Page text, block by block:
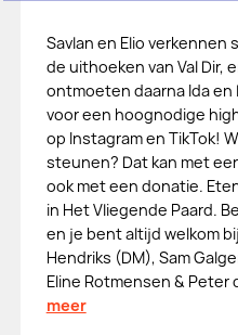
Savlan en Elio verkennen
de uithoeken van Val Dir,
ontmoeten daarna Ida en
voor een hoognodige
op ⁠⁠⁠⁠⁠⁠⁠Instagram⁠⁠⁠⁠⁠⁠⁠ en ⁠⁠⁠⁠⁠⁠⁠TikTok⁠⁠⁠⁠⁠⁠⁠!
steunen? Dat kan met
ook⁠⁠⁠⁠⁠⁠⁠ met een donatie⁠⁠⁠⁠⁠⁠⁠.
in ⁠⁠⁠⁠⁠⁠⁠Het Vliegende Paard⁠⁠⁠⁠⁠⁠⁠.
en je bent altijd welkom
Hendriks (DM), Sam
Eline Rotmensen & Peter
meer